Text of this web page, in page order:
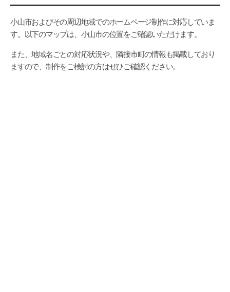
小山市およびその周辺地域でのホームページ制作に対応していま
す。以下のマップは、小山市の位置をご確認いただけます。
また、地域名ごとの対応状況や、隣接市町の情報も掲載しており
ますので、制作をご検討の方はぜひご確認ください。